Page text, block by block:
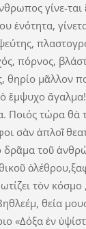
γίνε-ται
ἑνότητα,
πόρνος,
θηρίο μᾶλλον
ἔμψυχο
Ποιός τώρα θὰ
σὰν ἁπλοῖ
δρᾶμα τοῦ
τὸν
θεία
«Δόξα ἐν